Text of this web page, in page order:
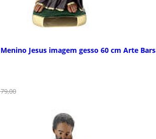
Jesus imagem gesso 60 cm Arte